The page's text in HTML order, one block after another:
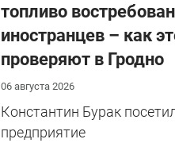
топливо
иностранцев – как
проверяют в Гродно
06 августа 2026
Константин Бурак
предприятие